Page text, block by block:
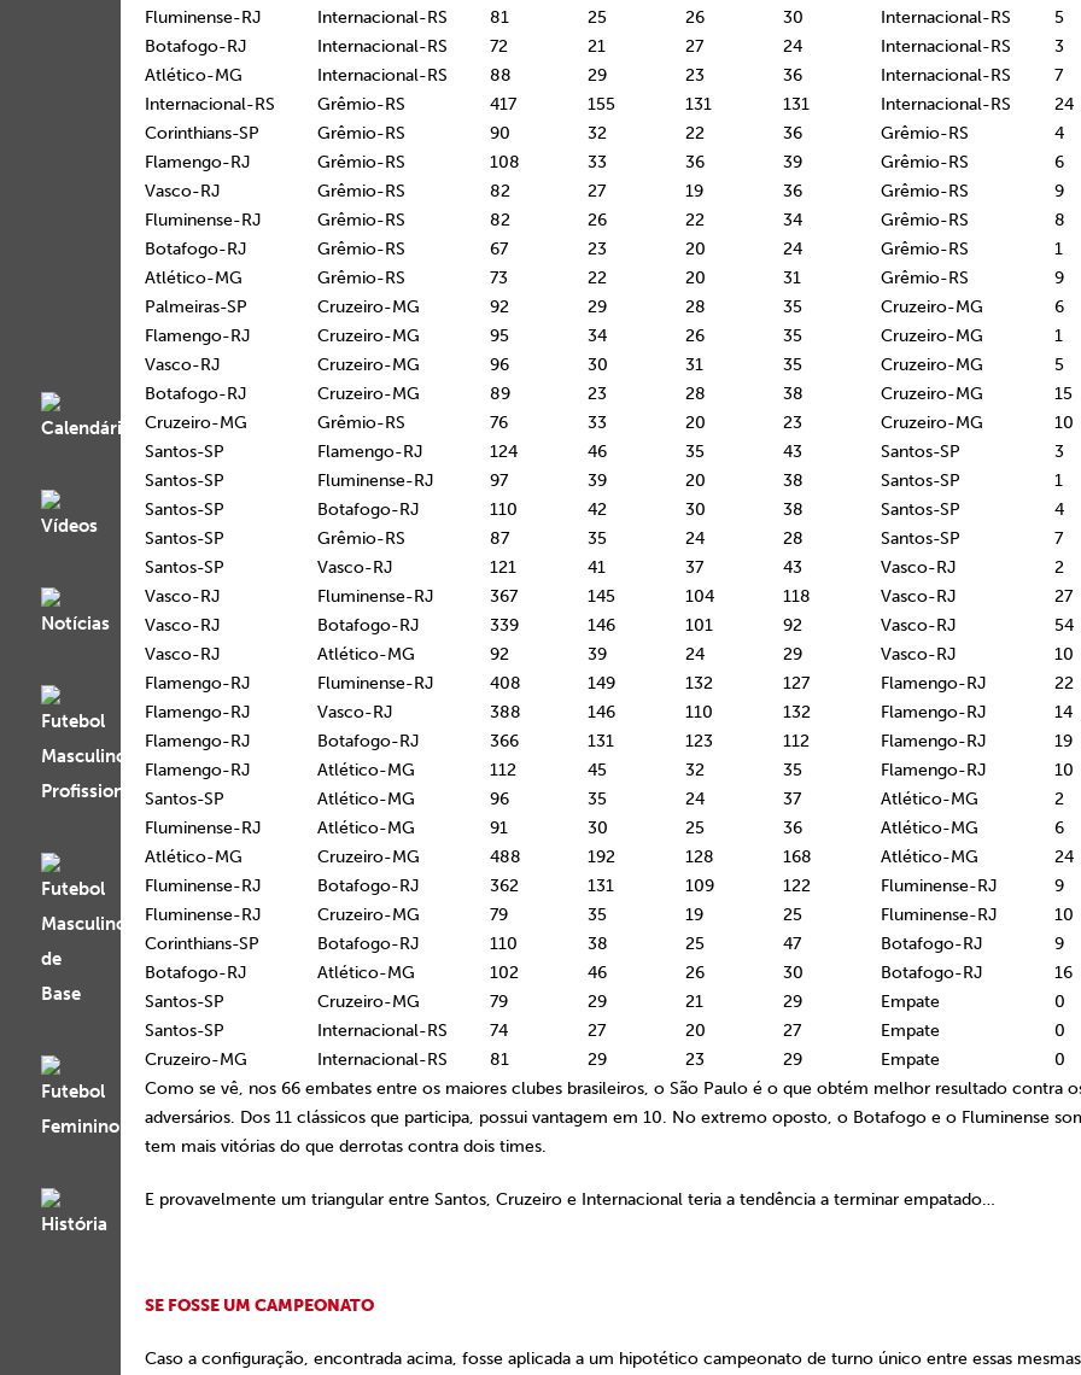
Fluminense-RJ
Internacional-RS 81 25 26 30 Internacional-RS
5
Botafogo-RJ
Internacional-RS 72 21 27 24 Internacional-RS
3
Atlético-MG
Internacional-RS 88 29 23 36 Internacional-RS
7
Internacional-RS
Grêmio-RS 417 155 131 131 Internacional-RS
24
Corinthians-SP
Grêmio-RS 90 32 22 36 Grêmio-RS
4
Flamengo-RJ
Grêmio-RS 108 33 36 39 Grêmio-RS
6
Vasco-RJ
Grêmio-RS 82 27 19 36 Grêmio-RS
9
Fluminense-RJ
Grêmio-RS 82 26 22 34 Grêmio-RS
8
Botafogo-RJ
Grêmio-RS 67 23 20 24 Grêmio-RS
1
Atlético-MG
Grêmio-RS 73 22 20 31 Grêmio-RS
9
Palmeiras-SP
Cruzeiro-MG 92 29 28 35 Cruzeiro-MG
6
Flamengo-RJ
Cruzeiro-MG 95 34 26 35 Cruzeiro-MG
1
Vasco-RJ
Cruzeiro-MG 96 30 31 35 Cruzeiro-MG
5
Botafogo-RJ
Cruzeiro-MG 89 23 28 38 Cruzeiro-MG
15
Cruzeiro-MG
Grêmio-RS 76 33 20 23 Cruzeiro-MG
10
Santos-SP
Flamengo-RJ 124 46 35 43 Santos-SP
3
Santos-SP
Fluminense-RJ 97 39 20 38 Santos-SP
1
Santos-SP
Botafogo-RJ 110 42 30 38 Santos-SP
4
Santos-SP
Grêmio-RS 87 35 24 28 Santos-SP
7
Santos-SP
Vasco-RJ 121 41 37 43 Vasco-RJ
2
Vasco-RJ
Fluminense-RJ 367 145 104 118 Vasco-RJ
27
Vasco-RJ
Botafogo-RJ 339 146 101 92 Vasco-RJ
54
Vasco-RJ
Atlético-MG 92 39 24 29 Vasco-RJ
10
Flamengo-RJ
Fluminense-RJ 408 149 132 127 Flamengo-RJ
22
Flamengo-RJ
Vasco-RJ 388 146 110 132 Flamengo-RJ
14
Flamengo-RJ
Botafogo-RJ 366 131 123 112 Flamengo-RJ
19
Flamengo-RJ
Atlético-MG 112 45 32 35 Flamengo-RJ
10
Santos-SP
Atlético-MG 96 35 24 37 Atlético-MG
2
Fluminense-RJ
Atlético-MG 91 30 25 36 Atlético-MG
6
Atlético-MG
Cruzeiro-MG 488 192 128 168 Atlético-MG
24
Fluminense-RJ
Botafogo-RJ 362 131 109 122 Fluminense-RJ
9
Fluminense-RJ
Cruzeiro-MG 79 35 19 25 Fluminense-RJ
10
Corinthians-SP
Botafogo-RJ 110 38 25 47 Botafogo-RJ
9
Botafogo-RJ
Atlético-MG 102 46 26 30 Botafogo-RJ
16
Santos-SP
Cruzeiro-MG 79 29 21 29 Empate
0
Santos-SP
Internacional-RS 74 27 20 27 Empate
0
Cruzeiro-MG
Internacional-RS 81 29 23 29 Empate
0
Como se vê, nos 66 embates entre os maiores clubes brasileiros, o São Paulo é o que obtém melhor resultado contra
adversários. Dos 11 clássicos que participa, possui vantagem em 10. No extremo oposto, o Botafogo e o Fluminense
tem mais vitórias do que derrotas contra dois times.
E provavelmente um triangular entre Santos, Cruzeiro e Internacional teria a tendência a terminar empatado…
SE FOSSE UM CAMPEONATO
Caso a configuração, encontrada acima, fosse aplicada a um hipotético campeonato de turno único entre essas mesmas